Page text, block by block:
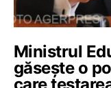
Ministrul
găsește o